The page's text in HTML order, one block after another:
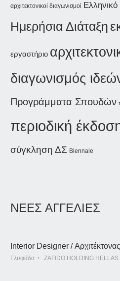
αρχιτεκτονικοί διαγωνισμοί
Ημερήσια Διάταξη
εργαστήριο
διαγωνισμός
Προγράμματα Σπουδών
περιοδική
σύγκληση ΔΣ Biennale
ΝΕΕΣ ΑΓΓΕΛΙΕΣ
Interior Designer / Αρχιτέκτονας
Γλυφάδα ZAFIDO HOLDING HELLAS